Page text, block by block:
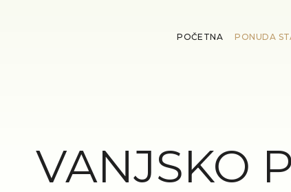
POČETNA PONUDA
VANJSKO